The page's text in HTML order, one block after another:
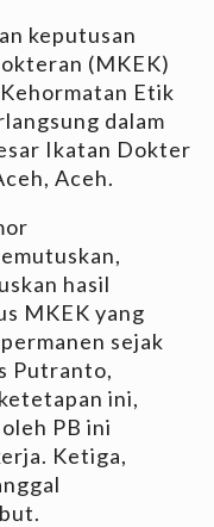
keputusan
(MKEK)
Etik
dalam
Ikatan Dokter
Aceh.
hasil
MKEK yang
sejak
Putranto,
ini,
PB ini
Ketiga,